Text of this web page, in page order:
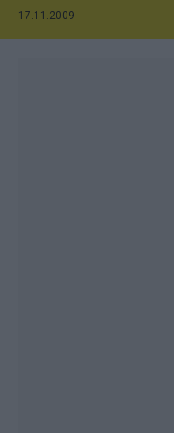
17.11.2009